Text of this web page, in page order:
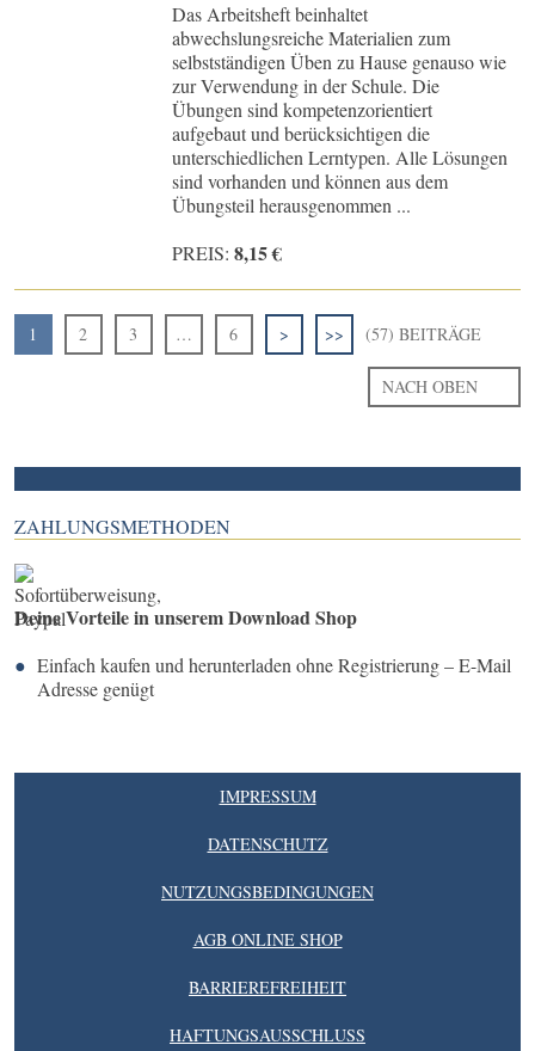
Das Arbeitsheft beinhaltet
abwechslungsreiche Materialien zum
selbstständigen Üben zu Hause genauso wie
zur Verwendung in der Schule. Die
Übungen sind kompetenzorientiert
aufgebaut und berücksichtigen die
unterschiedlichen Lerntypen. Alle Lösungen
sind vorhanden und können aus dem
Übungsteil herausgenommen ...
PREIS: 8,15 €
1 2 3 … 6 > >> (57) BEITRÄGE
NACH OBEN
ZAHLUNGSMETHODEN
Deine Vorteile in unserem Download Shop
Einfach kaufen und herunterladen ohne Registrierung – E-Mail
Adresse genügt
IMPRESSUM
DATENSCHUTZ
NUTZUNGSBEDINGUNGEN
AGB ONLINE SHOP
BARRIEREFREIHEIT
HAFTUNGSAUSSCHLUSS